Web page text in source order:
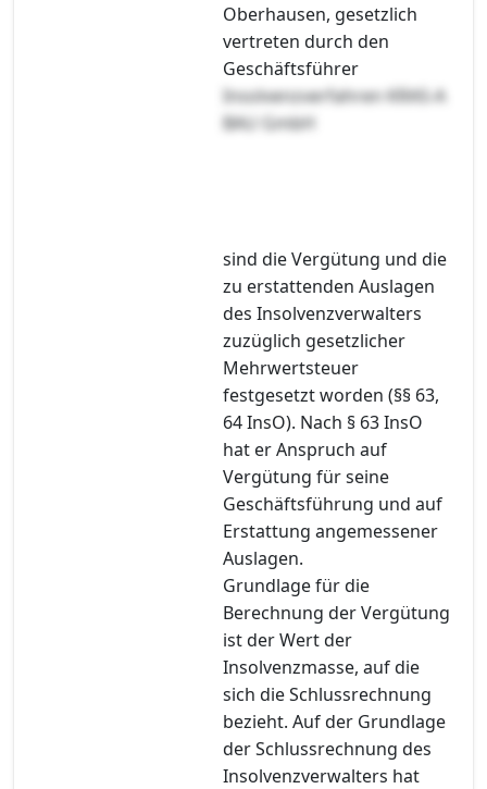
Oberhausen, gesetzlich
vertreten durch den
Geschäftsführer
Insolvenzverfahren KRAS-A
BAU GmbH
sind die Vergütung und die
zu erstattenden Auslagen
des Insolvenzverwalters
zuzüglich gesetzlicher
Mehrwertsteuer
festgesetzt worden (§§ 63,
64 InsO). Nach § 63 InsO
hat er Anspruch auf
Vergütung für seine
Geschäftsführung und auf
Erstattung angemessener
Auslagen.
Grundlage für die
Berechnung der Vergütung
ist der Wert der
Insolvenzmasse, auf die
sich die Schlussrechnung
bezieht. Auf der Grundlage
der Schlussrechnung des
Insolvenzverwalters hat